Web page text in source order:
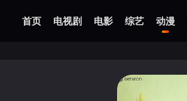
首页 电视剧 电影 综艺 动漫